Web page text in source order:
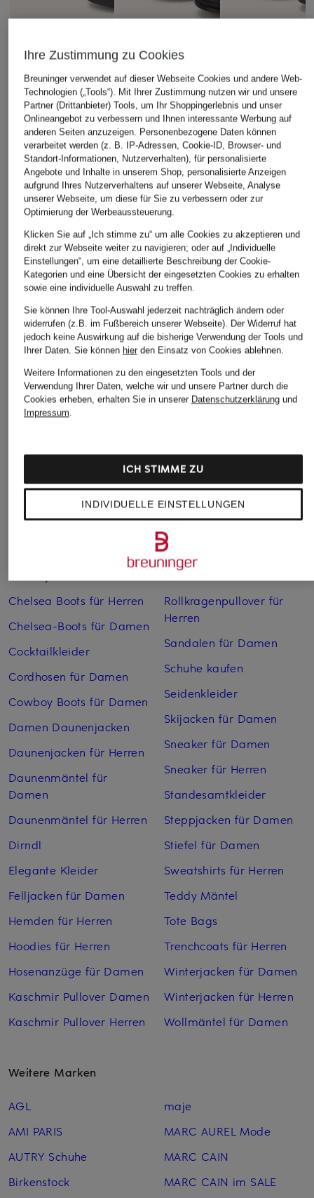
+Aktionsrabatt
LLOYD
Pantoletten TRAVA
99,99 €
Bestpreis:84,99 €
Ursprünglich:149,90 €
+Aktionsrabatt
PAUL
Pantoletten
69,99 €
Bestpreis:129,99 €
+Aktionsrabatt
Zehentrenner
84,99 €
Bestpreis:119,90 €
Weitere Kategorien
Bikinis Damen
Boots für Damen
Chelsea Boots für Herren
Chelsea-Boots für Damen
Cocktailkleider
Cordhosen für Damen
Cowboy Boots für Damen
Damen Daunenjacken
Daunenjacken für Herren
Daunenmäntel für
Damen
Daunenmäntel für Herren
Dirndl
Elegante Kleider
Felljacken für Damen
Hemden für Herren
Hoodies für Herren
Hosenanzüge für Damen
Kaschmir Pullover Damen
Kaschmir Pullover Herren
Lange Ballkleider
Lederjacken für Damen
Mäntel für Damen
Parkas für Herren
Pullover für Damen
Rollkragenpullover für
Herren
Sandalen für Damen
Schuhe kaufen
Seidenkleider
Skijacken für Damen
Sneaker für Damen
Sneaker für Herren
Standesamtkleider
Steppjacken für Damen
Stiefel für Damen
Sweatshirts für Herren
Teddy Mäntel
Tote Bags
Trenchcoats für Herren
Winterjacken für Damen
Winterjacken für Herren
Wollmäntel für Damen
Weitere Marken
AGL
AMI PARIS
AUTRY Schuhe
Birkenstock
maje
MARC AUREL Mode
MARC CAIN
MARC CAIN im SALE
Ihre Zustimmung zu Cookies
Breuninger verwendet auf dieser Webseite Cookies und andere Web-
Technologien („Tools“). Mit Ihrer Zustimmung nutzen wir und unsere
Partner (Drittanbieter) Tools, um Ihr Shoppingerlebnis und unser
Onlineangebot zu verbessern und Ihnen interessante Werbung auf
anderen Seiten anzuzeigen. Personenbezogene Daten können
verarbeitet werden (z. B. IP-Adressen, Cookie-ID, Browser- und
Standort-Informationen, Nutzerverhalten), für personalisierte
Angebote und Inhalte in unserem Shop, personalisierte Anzeigen
aufgrund Ihres Nutzerverhaltens auf unserer Webseite, Analyse
unserer Webseite, um diese für Sie zu verbessern oder zur
Optimierung der Werbeaussteuerung.
Klicken Sie auf „Ich stimme zu“ um alle Cookies zu akzeptieren und
direkt zur Webseite weiter zu navigieren; oder auf „Individuelle
Einstellungen“, um eine detaillierte Beschreibung der Cookie-
Kategorien und eine Übersicht der eingesetzten Cookies zu erhalten
sowie eine individuelle Auswahl zu treffen.
Sie können Ihre Tool-Auswahl jederzeit nachträglich ändern oder
widerrufen (z.B. im Fußbereich unserer Webseite). Der Widerruf hat
jedoch keine Auswirkung auf die bisherige Verwendung der Tools und
Ihrer Daten. Sie können hierden Einsatz von Cookies ablehnen.
Weitere Informationen zu den eingesetzten Tools und der
Verwendung Ihrer Daten, welche wir und unsere Partner durch die
Cookies erheben, erhalten Sie in unserer Datenschutzerklärungund
Impressum.
INDIVIDUELLE EINSTELLUNGEN
ICH STIMME ZU